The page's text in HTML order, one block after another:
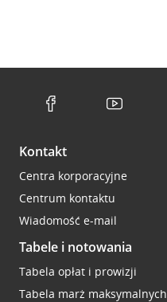
Kontakt
Centra korporacyjne
Centrum kontaktu
Wiadomość e-mail
Tabele i notowania
Tabela opłat i prowizji
Tabela marż maksymalnych